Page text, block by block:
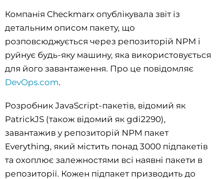
Компанія Checkmarx опублікувала звіт із
детальним описом пакету, що
розповсюджується через репозиторій NPM і
руйнує будь-яку машину, яка використовується
для його завантаження. Про це повідомляє
DevOps.com.
Розробник JavaScript-пакетів, відомий як
PatrickJS (також відомий як gdi2290),
завантажив у репозиторій NPM пакет
Everything, який містить понад 3000 підпакетів
та охоплює залежностями всі наявні пакети в
репозиторії. Кожен підпакет призводить до